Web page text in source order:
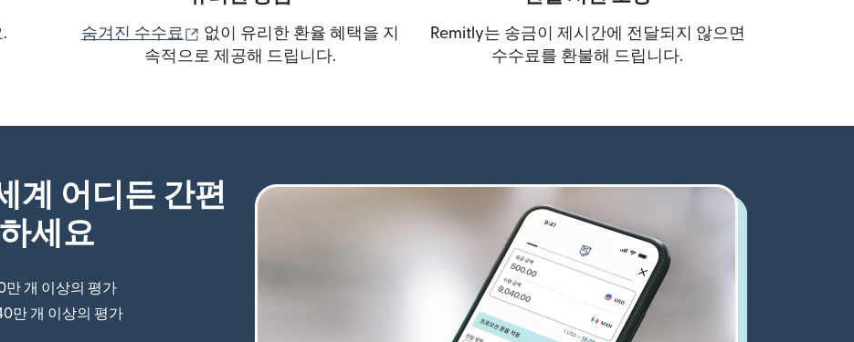
숨겨진 수수료 (새 창에서 열림)
없이 유리한 환율 혜택을 지
속적으로 제공해 드립니다.
Remitly는 송금이 제시간에 전달되지 않으면
수수료를 환불해 드립니다.
계 어디든 간편
세요
만 개 이상의 평가
만 개 이상의 평가